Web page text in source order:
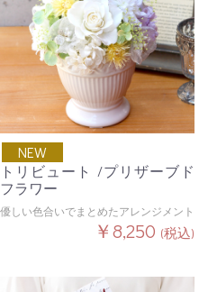
NEW
トリビュート /プリザーブド
フラワー
優しい色合いでまとめたアレンジメント
￥8,250 (税込)